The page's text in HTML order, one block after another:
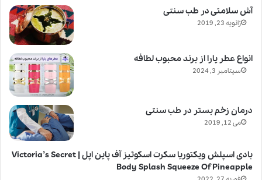
آش سلامتی در طب سنتی
ژانویه 23, 2019
انواع عطر یارا از برند محبوب لطافه
سپتامبر 3, 2024
درمان زخم بستر در طب سنتی
می 12, 2019
بادی اسپلش ویکتوریا سکرت اسکوئیز آف پاین اپل | Victoria’s Secret
Body Splash Squeeze Of Pineapple